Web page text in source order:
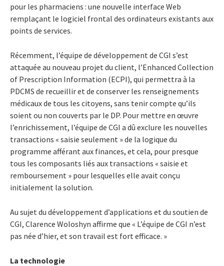
pour les pharmaciens : une nouvelle interface Web
remplaçant le logiciel frontal des ordinateurs existants aux
points de services.
Récemment, l’équipe de développement de CGI s’est
attaquée au nouveau projet du client, l’Enhanced Collection
of Prescription Information (ECPI), qui permettra à la
PDCMS de recueillir et de conserver les renseignements
médicaux de tous les citoyens, sans tenir compte qu’ils
soient ou non couverts par le DP. Pour mettre en œuvre
l’enrichissement, l’équipe de CGI a dû exclure les nouvelles
transactions « saisie seulement » de la logique du
programme afférant aux finances, et cela, pour presque
tous les composants liés aux transactions « saisie et
remboursement » pour lesquelles elle avait conçu
initialement la solution.
Au sujet du développement d’applications et du soutien de
CGI, Clarence Woloshyn affirme que « L’équipe de CGI n’est
pas née d’hier, et son travail est fort efficace. »
La technologie